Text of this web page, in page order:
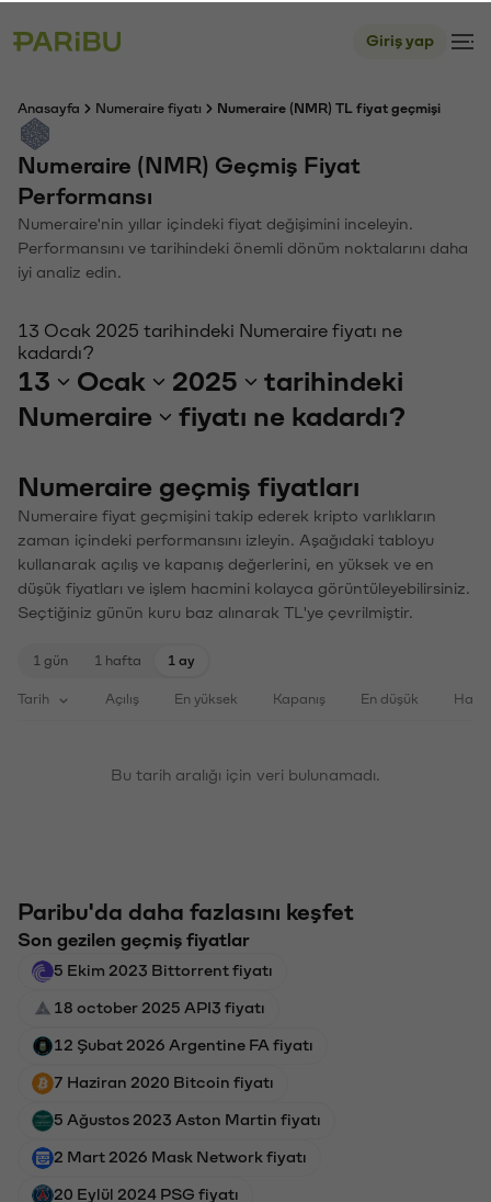
Giriş yap
Anasayfa Numeraire fiyatı Numeraire (NMR) TL fiyat geçmişi
Numeraire (NMR) Geçmiş Fiyat
Performansı
Numeraire'nin yıllar içindeki fiyat değişimini inceleyin.
Performansını ve tarihindeki önemli dönüm noktalarını daha
iyi analiz edin.
13 Ocak 2025 tarihindeki Numeraire fiyatı ne
kadardı?
13 Ocak 2025
tarihindeki
Numeraire
fiyatı ne kadardı?
Numeraire geçmiş fiyatları
Numeraire fiyat geçmişini takip ederek kripto varlıkların
zaman içindeki performansını izleyin. Aşağıdaki tabloyu
kullanarak açılış ve kapanış değerlerini, en yüksek ve en
düşük fiyatları ve işlem hacmini kolayca görüntüleyebilirsiniz.
Seçtiğiniz günün kuru baz alınarak TL'ye çevrilmiştir.
1 gün 1 hafta 1 ay
Tarih Açılış En yüksek Kapanış En düşük
Bu tarih aralığı için veri bulunamadı.
Paribu'da daha fazlasını keşfet
Son gezilen geçmiş fiyatlar
5 Ekim 2023 Bittorrent fiyatı
18 october 2025 API3 fiyatı
12 Şubat 2026 Argentine FA fiyatı
7 Haziran 2020 Bitcoin fiyatı
5 Ağustos 2023 Aston Martin fiyatı
2 Mart 2026 Mask Network fiyatı
20 Eylül 2024 PSG fiyatı